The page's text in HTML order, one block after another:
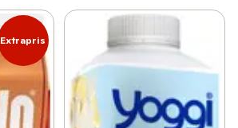
Extrapris